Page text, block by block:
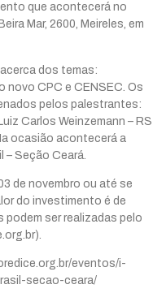
que acontecerá no
Mar, 2600, Meireles, em
dos temas:
novo CPC e CENSEC. Os
pelos palestrantes:
Carlos Weinzemann – RS
ocasião acontecerá a
Seção Ceará.
de novembro ou até se
do investimento é de
podem ser realizadas pelo
eventos/i-
secao-ceara/